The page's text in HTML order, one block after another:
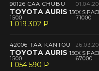
90126 CAA CHUBU
TOYOTA AURIS 150X S
1500 71000
1 019 302 P
--
42006 TAA KANTOU
TOYOTA AURIS 150X S
1500 67000
1 054 590 P
--